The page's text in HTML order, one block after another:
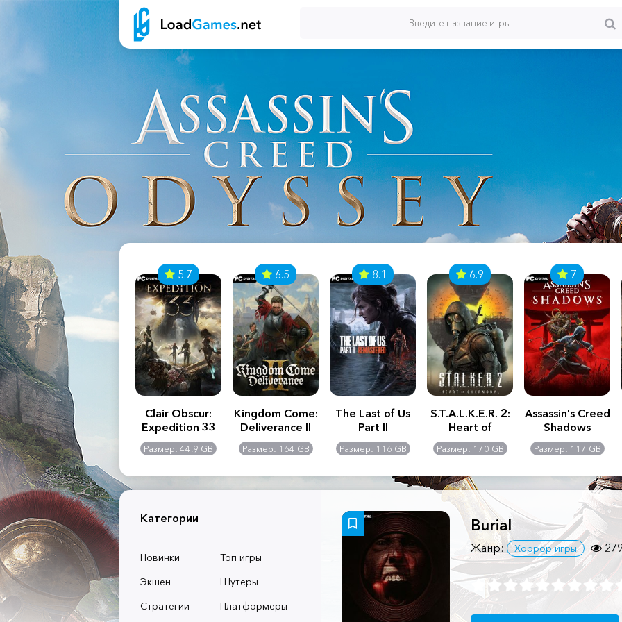
2:
-
GB
Assassin's Creed
Shadows
Размер: 117 GB
5.7
Clair Obscur:
Expedition 33
Размер: 44.9 GB
6.5
Kingdom Come:
Deliverance II
Размер: 164 GB
8.1
The Last of Us
Part II
Remastered
Размер: 116 GB
6.9
S.T.A.L.K.E.R. 2:
Heart of
Chernobyl -
Ultimate Edition
Размер: 170 GB
7
Assassin's Creed
Shadows
Размер: 117 GB
Категории
Новинки
Топ игры
Экшен
Шутеры
Стратегии
Платформеры
Burial
Жанр: Хоррор игры 279